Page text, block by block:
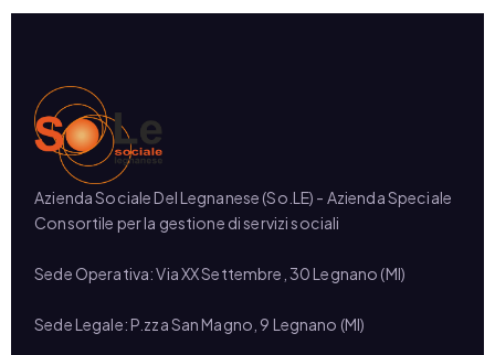
Azienda Sociale Del Legnanese (So.LE) - Azienda Speciale
Consortile per la gestione di servizi sociali
Sede Operativa: Via XX Settembre, 30 Legnano (MI)
Sede Legale: P.zza San Magno, 9 Legnano (MI)